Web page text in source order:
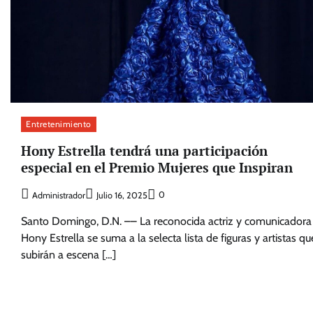
Entretenimiento
Hony Estrella tendrá una participación
especial en el Premio Mujeres que Inspiran
Administrador Julio 16, 2025 0
Santo Domingo, D.N. –– La reconocida actriz y comunicadora
Hony Estrella se suma a la selecta lista de figuras y artistas
subirán a escena […]